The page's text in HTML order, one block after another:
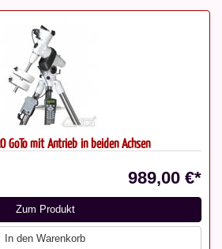
GoTo mit Antrieb in beiden Achsen
989,00 €*
Zum Produkt
In den Warenkorb